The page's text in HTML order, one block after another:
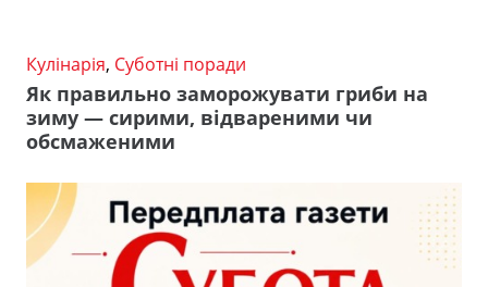
Кулінарія, Суботні поради
Як правильно заморожувати гриби на
зиму — сирими, відвареними чи
обсмаженими